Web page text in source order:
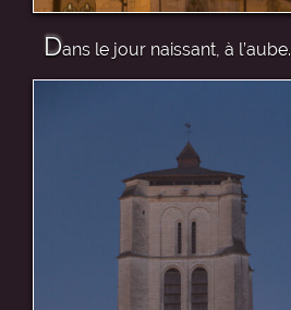
Dans le jour naissant, à l’aube.